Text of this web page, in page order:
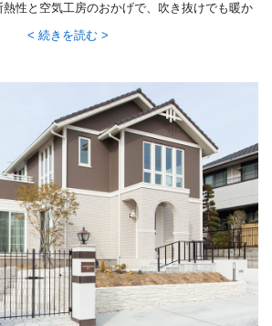
性と空気工房のおかげで、吹き抜けでも暖か
結露もほとんどなく、「子どもが小さくて、あ
続きを読む